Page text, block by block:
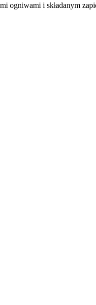
ogniwami i składanym